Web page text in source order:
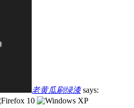
老黄瓜刷绿漆 says: